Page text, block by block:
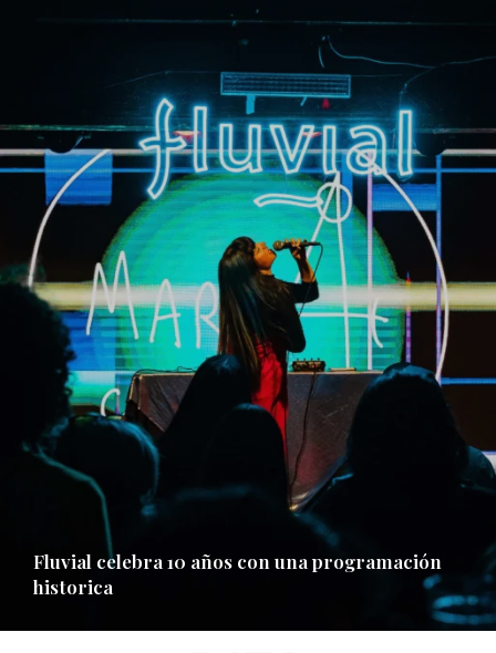
Fluvial celebra 10 años con una programación
historica